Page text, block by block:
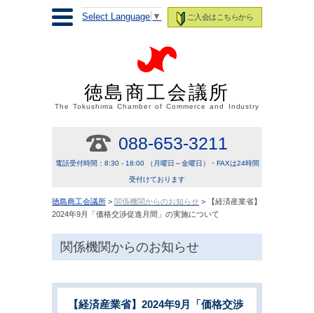
ご入会はこちらから
Select Language ▼
徳島商工会議所
The Tokushima Chamber of Commerce and Industry
088-653-3211
電話受付時間：8:30 - 18:00 （月曜日～金曜日）・FAXは24時間
受付けております
徳島商工会議所 > 関係機関からのお知らせ > 【経済産業省】
2024年9月「価格交渉促進月間」の実施について
関係機関からのお知らせ
【経済産業省】2024年9月「価格交渉